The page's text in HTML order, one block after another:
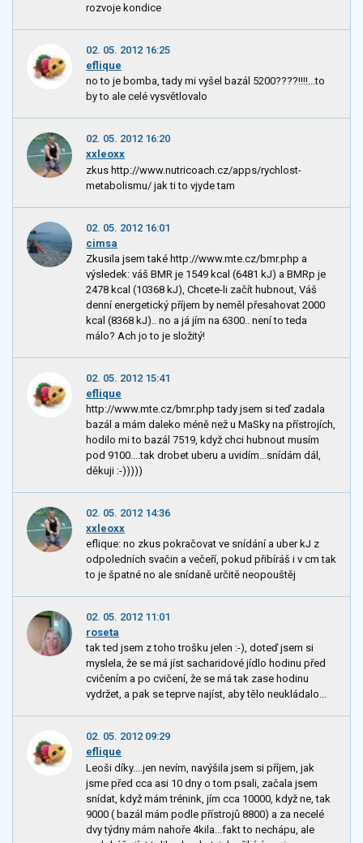
rozvoje kondice
02. 05. 2012 16:25
eflique
no to je bomba, tady mi vyšel bazál 5200????!!!!...to
by to ale celé vysvětlovalo
02. 05. 2012 16:20
xxleoxx
zkus http://www.nutricoach.cz/apps/rychlost-
metabolismu/ jak ti to vjyde tam
02. 05. 2012 16:01
cimsa
Zkusila jsem také http://www.mte.cz/bmr.php a
výsledek: váš BMR je 1549 kcal (6481 kJ) a BMRp je
2478 kcal (10368 kJ), Chcete-li začít hubnout, Váš
denní energetický příjem by neměl přesahovat 2000
kcal (8368 kJ).. no a já jím na 6300.. není to teda
málo? Ach jo to je složitý!
02. 05. 2012 15:41
eflique
http://www.mte.cz/bmr.php tady jsem si teď zadala
bazál a mám daleko méně než u MaSky na přístrojích,
hodilo mi to bazál 7519, když chci hubnout musím
pod 9100....tak drobet uberu a uvidím...snídám dál,
děkuji :-)))))
02. 05. 2012 14:36
xxleoxx
eflique: no zkus pokračovat ve snídání a uber kJ z
odpoledních svačin a večeří, pokud přibíráš i v cm tak
to je špatné no ale snídaně určitě neopouštěj
02. 05. 2012 11:01
roseta
tak ted jsem z toho trošku jelen :-), doteď jsem si
myslela, že se má jíst sacharidové jídlo hodinu před
cvičením a po cvičení, že se má tak zase hodinu
vydržet, a pak se teprve najíst, aby tělo neukládalo...
02. 05. 2012 09:29
eflique
Leoši díky....jen nevím, navýšila jsem si příjem, jak
jsme před cca asi 10 dny o tom psali, začala jsem
snídat, když mám trénink, jím cca 10000, když ne, tak
9000 ( bazál mám podle přístrojů 8800) a za necelé
dvy týdny mám nahoře 4kila...fakt to nechápu, ale